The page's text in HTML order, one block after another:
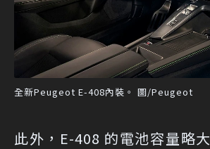
全新Peugeot E-408內裝。 圖/Peugeot
此外，E-408 的電池容量略